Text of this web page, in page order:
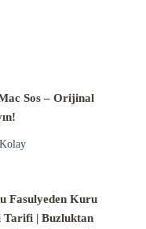
Sos – Orijinal
Kolay
Fasulyeden Kuru
Tarifi | Buzluktan